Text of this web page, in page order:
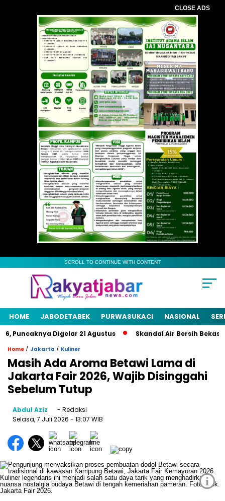
CLOSE ADS
SCROLL TO CONTINUE WITH CONTENT
HOME JABODETABEK PURWASUKACI NASIONAL
Puncaknya Digelar 21 Agustus Skandal Air Bersih Bekasi! 3
Home / Jakarta / Kuliner
Masih Ada Aroma Betawi Lama di
Jakarta Fair 2026, Wajib Disinggahi
Sebelum Tutup
Abdul Aziz
- Redaksi
Selasa, 7 Juli 2026 - 13:07 WIB
i